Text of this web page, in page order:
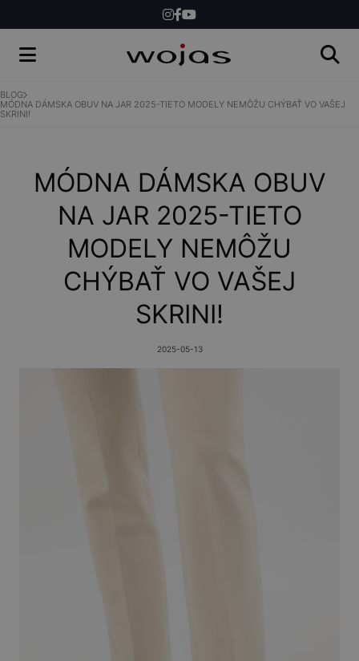
WOJAS.SK
BLOG
MÓDNA DÁMSKA OBUV NA JAR 2025-TIETO MODELY NEMÔŽU CHÝBAŤ VO VAŠEJ
SKRINI!
MÓDNA DÁMSKA OBUV
NA JAR 2025-TIETO
MODELY NEMÔŽU
CHÝBAŤ VO VAŠEJ
SKRINI!
2025-05-13